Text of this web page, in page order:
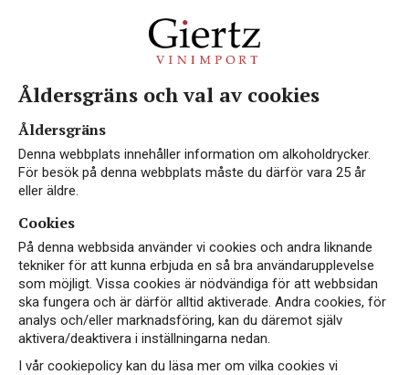
NYHET VEGAN
Åldersgräns och val av cookies
Åldersgräns
Denna webbplats innehåller information om alkoholdrycker.
För besök på denna webbplats måste du därför vara 25 år
eller äldre.
Cookies
På denna webbsida använder vi cookies och andra liknande
tekniker för att kunna erbjuda en så bra användarupplevelse
som möjligt. Vissa cookies är nödvändiga för att webbsidan
ska fungera och är därför alltid aktiverade. Andra cookies, för
analys och/eller marknadsföring, kan du däremot själv
aktivera/deaktivera i inställningarna nedan.
I vår cookiepolicy kan du läsa mer om vilka cookies vi